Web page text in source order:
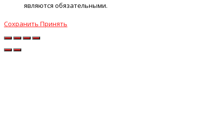
являются обязательными.
Сохранить Принять